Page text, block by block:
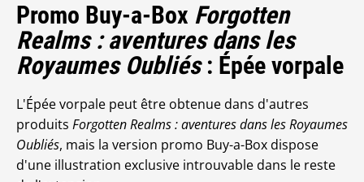
Promo Buy-a-Box Forgotten
Realms : aventures dans les
Royaumes Oubliés: Épée vorpale
L'Épée vorpale peut être obtenue dans d'autres
produits Forgotten Realms : aventures dans les Royaumes
Oubliés, mais la version promo Buy-a-Box dispose
d'une illustration exclusive introuvable dans le reste